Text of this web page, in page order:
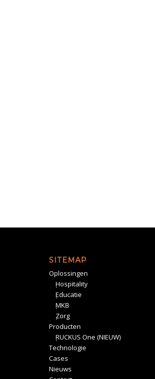
SITEMAP
Oplossingen
Hospitality
Educatie
MKB
Zorg
Producten
RUCKUS One (NIEUW)
Technologie
Cases
Nieuws